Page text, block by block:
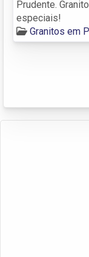
Prudente.
especiais!
Granitos em